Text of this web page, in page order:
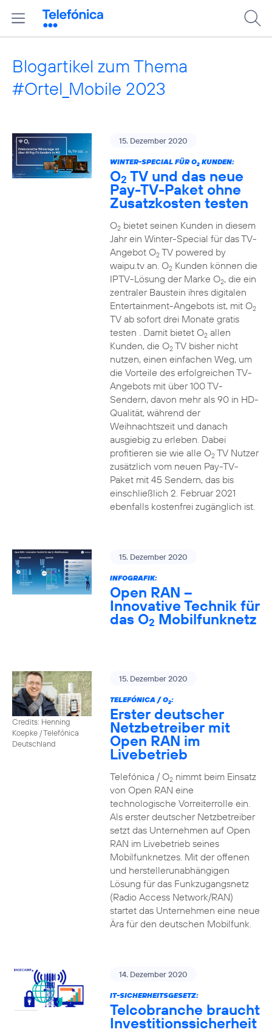
Blogartikel zum Thema
#Ortel_Mobile 2023
15. Dezember 2020
WINTER-SPECIAL FÜR O2KUNDEN:
O2 TV und das neue
Pay-TV-Paket ohne
Zusatzkosten testen
O2bietet seinen Kunden in diesem
Jahr ein Winter-Special für das TV-
Angebot O2TV powered by
waipu.tv an. O2Kunden können die
IPTV-Lösung der Marke O2, die ein
zentraler Baustein ihres digitalen
Entertainment-Angebots ist, mit O2
TV ab sofort drei Monate gratis
testen . Damit bietet O2allen
Kunden, die O2TV bisher nicht
nutzen, einen einfachen Weg, um
die Vorteile des erfolgreichen TV-
Angebots mit über 100 TV-
Sendern, davon mehr als 90 in HD-
Qualität, während der
Weihnachtszeit und danach
ausgiebig zu erleben. Dabei
profitieren sie wie alle O2TV Nutzer
zusätzlich vom neuen Pay-TV-
Paket mit 45 Sendern, das bis
einschließlich 2. Februar 2021
ebenfalls kostenfrei zugänglich ist.
15. Dezember 2020
INFOGRAFIK:
Open RAN –
Innovative Technik für
das O2 Mobilfunknetz
Credits: Henning
Koepke / Telefónica
Deutschland
15. Dezember 2020
TELEFÓNICA / O2:
Erster deutscher
Netzbetreiber mit
Open RAN im
Livebetrieb
Telefónica / O2nimmt beim Einsatz
von Open RAN eine
technologische Vorreiterrolle ein.
Als erster deutscher Netzbetreiber
setzt das Unternehmen auf Open
RAN im Livebetrieb seines
Mobilfunknetzes. Mit der offenen
und herstellerunabhängigen
Lösung für das Funkzugangsnetz
(Radio Access Network/RAN)
startet das Unternehmen eine neue
Ära für den deutschen Mobilfunk.
14. Dezember 2020
IT-SICHERHEITSGESETZ:
Telcobranche braucht
Investitionssicherheit